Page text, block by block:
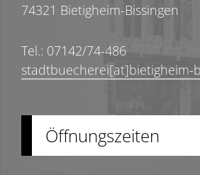
74321 Bietigheim-Bissingen
Tel.: 07142/74-486
stadtbuecherei[at]bietigheim-
Öffnungszeiten